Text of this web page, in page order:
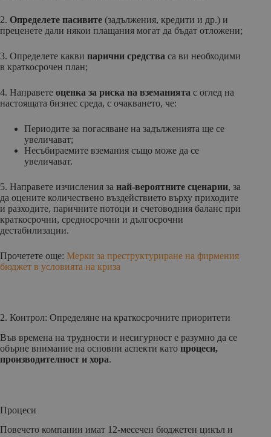
2. Определете пасивите (задължения, кредити и др.) и
преценете дали някои плащания могат да бъдат отложени;
3. Определете какви парични средства са ви необходими
в краткосрочен план;
4. Направете оценка за риска на вземанията с оглед на
настоящата бизнес среда, с очакването, че:
Периодите за погасяване на задълженията ще се
увеличават;
Несъбираемите вземания също може да се
увеличават.
5. Направете изчисления за най-вероятните сценарии, за
да оцените количествено въздействието върху приходите
и разходите, паричните потоци и счетоводния баланс при
краткосрочни, средносрочни и дългосрочни
дестабилизации.
Прочетете още: Мерки за преструктуриране на фирмения
бюджет в условията на криза
2. Контрол: Определяне на краткосрочните приоритети
Във времена на трудности и несигурност е разумно да се
обърне внимание на основни аспекти като процеси,
производителност и хора.
Процеси
Повечето компании имат 12-месечен бюджетен цикъл и